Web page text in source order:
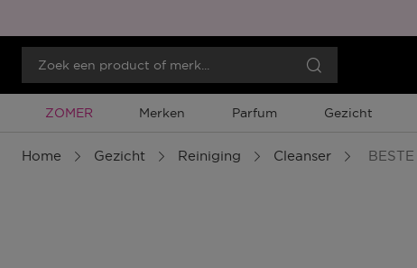
Tijdelijke Promotie
ZOMER Merken Parfum Gezicht
Home Gezicht Reiniging Cleanser